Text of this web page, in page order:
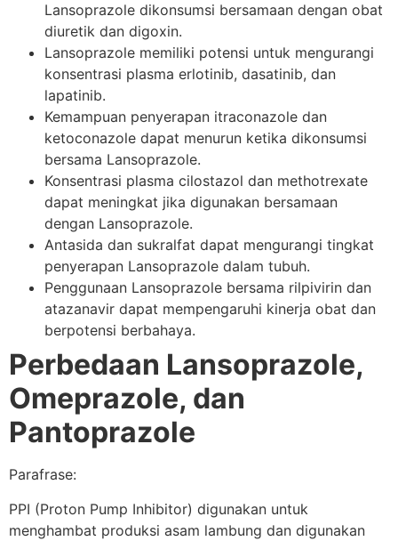
Lansoprazole dikonsumsi bersamaan dengan obat
diuretik dan digoxin.
Lansoprazole memiliki potensi untuk mengurangi
konsentrasi plasma erlotinib, dasatinib, dan
lapatinib.
Kemampuan penyerapan itraconazole dan
ketoconazole dapat menurun ketika dikonsumsi
bersama Lansoprazole.
Konsentrasi plasma cilostazol dan methotrexate
dapat meningkat jika digunakan bersamaan
dengan Lansoprazole.
Antasida dan sukralfat dapat mengurangi tingkat
penyerapan Lansoprazole dalam tubuh.
Penggunaan Lansoprazole bersama rilpivirin dan
atazanavir dapat mempengaruhi kinerja obat dan
berpotensi berbahaya.
Perbedaan Lansoprazole,
Omeprazole, dan
Pantoprazole
Parafrase:
PPI (Proton Pump Inhibitor) digunakan untuk
menghambat produksi asam lambung dan digunakan